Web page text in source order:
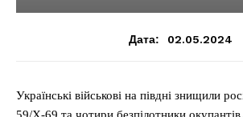
Дата: 02.05.2024
Українські військові на півдні знищили